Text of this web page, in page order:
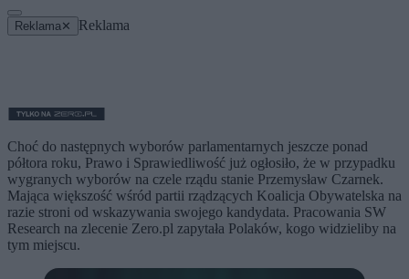
Reklama ✕ Reklama
Choć do następnych wyborów parlamentarnych jeszcze ponad
półtora roku, Prawo i Sprawiedliwość już ogłosiło, że w przypadku
wygranych wyborów na czele rządu stanie Przemysław Czarnek.
Mająca większość wśród partii rządzących Koalicja Obywatelska na
razie stroni od wskazywania swojego kandydata. Pracowania SW
Research na zlecenie Zero.pl zapytała Polaków, kogo widzieliby na
tym miejscu.